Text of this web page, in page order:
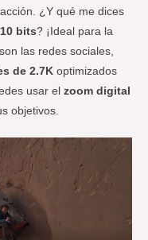
¿Y qué me dices
bits? ¡Ideal para la
las redes sociales,
de 2.7K optimizados
usar elzoom digital
objetivos.